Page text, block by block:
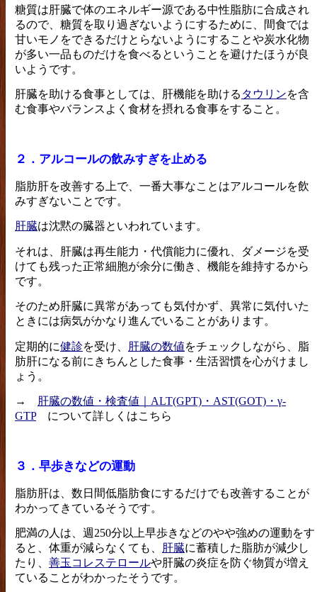
糖質は肝臓で体のエネルギー源である中性脂肪に合成され
るので、糖質を取り過ぎないようにするために、間食では
甘いモノをできるだけとらないようにすることや炭水化物
が多い一品ものだけを食べるということを避けたほうが良
いようです。
肝臓を助ける食事としては、肝機能を助ける タウリンを含
む食事やバランスよく食材を摂れる食事をすること。
２．アルコールの飲みすぎを止める
脂肪肝を改善する上で、一番大事なことはアルコールを飲
みすぎないことです。
肝臓は沈黙の臓器といわれています。
それは、肝臓は再生能力・代償能力に優れ、ダメージを受
けても残った正常細胞が余分に働き、機能を維持するから
です。
そのため肝臓に異常があっても気付かず、異常に気付いた
ときには病気がかなり進んでいることがあります。
定期的に健診を受け、 肝臓の数値をチェックしながら、脂
肪肝になる前にきちんとした食事・生活習慣を心がけまし
ょう。
→
肝臓の数値・検査値｜ALT(GPT)・AST(GOT)・γ-
GTPについて詳しくはこちら
３．早歩きなどの運動
脂肪肝は、数日間低脂肪食にするだけでも改善することが
わかってきているそうです。
肥満の人は、週250分以上早歩きなどのやや強めの運動をす
ると、体重が減らなくても、 肝臓に蓄積した脂肪が減少し
たり、 善玉コレステロールや肝臓の炎症を防ぐ物質が増え
ていることがわかったそうです。